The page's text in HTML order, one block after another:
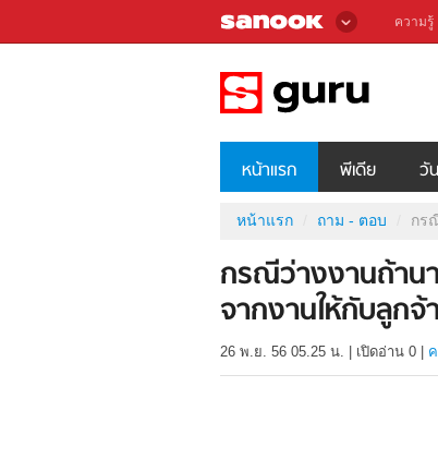
ความรู้
หน้าแรก พีเดีย วั
หน้าแรก ถาม - ตอบ กร
กรณีว่างงานถ้าน
จากงานให้กับลูกจ้
26 พ.ย. 56 05.25 น. เปิดอ่าน 0